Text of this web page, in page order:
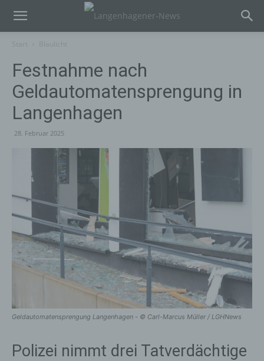
Festnahme nach
Geldautomatensprengung in
Langenhagen
28. Februar 2025
Geldautomatensprengung Langenhagen - © Carl-Marcus Müller / LGHNews
Polizei nimmt drei Tatverdächtige